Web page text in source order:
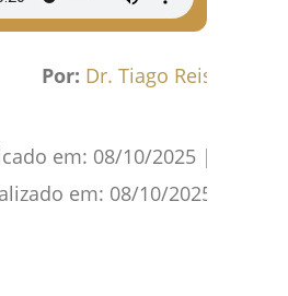
Por: Dr. Tiago Reis
em: 08/10/2025 |
em: 08/10/2025